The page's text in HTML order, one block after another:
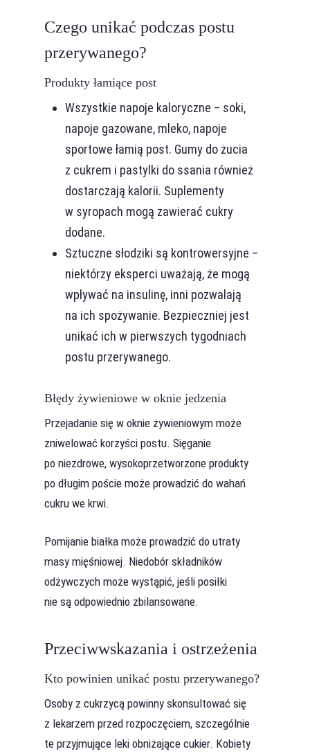
Czego unikać podczas postu
przerywanego?
Produkty łamiące post
Wszystkie napoje kaloryczne – soki,
napoje gazowane, mleko, napoje
sportowe łamią post. Gumy do żucia
z cukrem i pastylki do ssania również
dostarczają kalorii. Suplementy
w syropach mogą zawierać cukry
dodane.
Sztuczne słodziki są kontrowersyjne –
niektórzy eksperci uważają, że mogą
wpływać na insulinę, inni pozwalają
na ich spożywanie. Bezpieczniej jest
unikać ich w pierwszych tygodniach
postu przerywanego.
Błędy żywieniowe w oknie jedzenia
Przejadanie się w oknie żywieniowym może
zniwelować korzyści postu. Sięganie
po niezdrowe, wysokoprzetworzone produkty
po długim poście może prowadzić do wahań
cukru we krwi.
Pomijanie białka może prowadzić do utraty
masy mięśniowej. Niedobór składników
odżywczych może wystąpić, jeśli posiłki
nie są odpowiednio zbilansowane.
Przeciwwskazania i ostrzeżenia
Kto powinien unikać postu przerywanego?
Osoby z cukrzycą powinny skonsultować się
z lekarzem przed rozpoczęciem, szczególnie
te przyjmujące leki obniżające cukier. Kobiety